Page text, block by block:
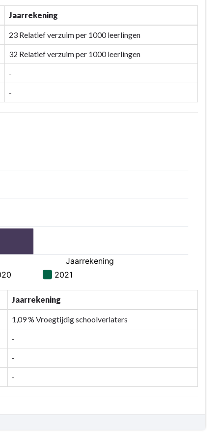
Jaarrekening
23 Relatief verzuim per 1000 leerlingen
32 Relatief verzuim per 1000 leerlingen
-
-
Jaarrekening
1,09 % Vroegtijdig schoolverlaters
-
-
-